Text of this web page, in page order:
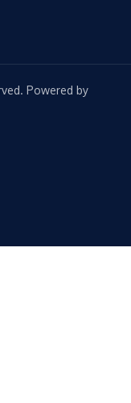
Powered by